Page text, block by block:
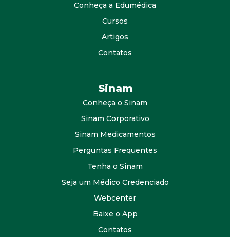
Conheça a Edumédica
Cursos
Artigos
Contatos
Sinam
Conheça o Sinam
Sinam Corporativo
Sinam Medicamentos
Perguntas Frequentes
Tenha o Sinam
Seja um Médico Credenciado
Webcenter
Baixe o App
Contatos